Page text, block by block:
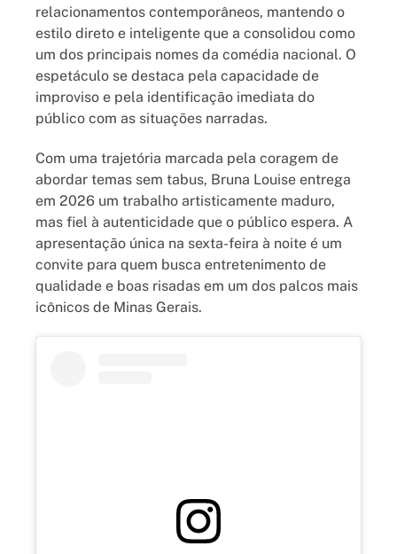
relacionamentos contemporâneos, mantendo o
estilo direto e inteligente que a consolidou como
um dos principais nomes da comédia nacional. O
espetáculo se destaca pela capacidade de
improviso e pela identificação imediata do
público com as situações narradas.
Com uma trajetória marcada pela coragem de
abordar temas sem tabus, Bruna Louise entrega
em 2026 um trabalho artisticamente maduro,
mas fiel à autenticidade que o público espera. A
apresentação única na sexta-feira à noite é um
convite para quem busca entretenimento de
qualidade e boas risadas em um dos palcos mais
icônicos de Minas Gerais.